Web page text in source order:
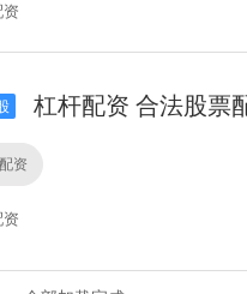
杠杆配资 合法股票
资